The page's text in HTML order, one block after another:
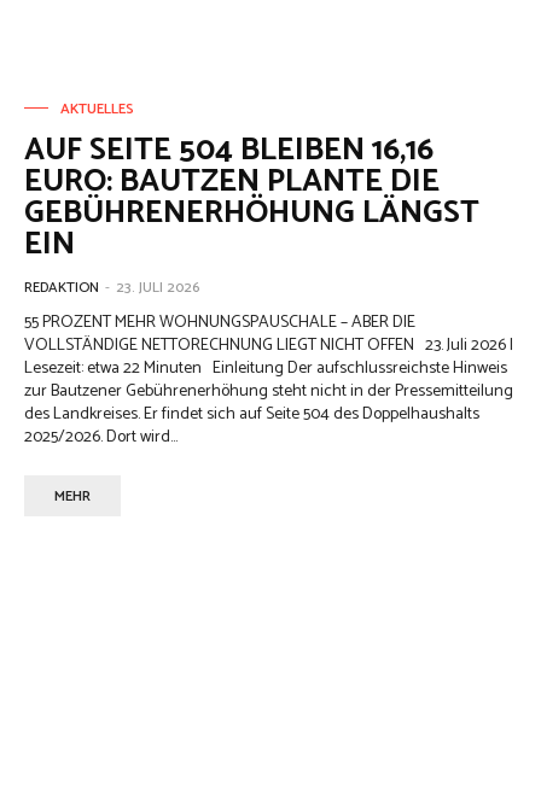
AKTUELLES
AUF SEITE 504 BLEIBEN 16,16
EURO: BAUTZEN PLANTE DIE
GEBÜHRENERHÖHUNG LÄNGST
EIN
REDAKTION - 23. JULI 2026
55 PROZENT MEHR WOHNUNGSPAUSCHALE – ABER DIE
VOLLSTÄNDIGE NETTORECHNUNG LIEGT NICHT OFFEN 23. Juli 2026 |
Lesezeit: etwa 22 Minuten Einleitung Der aufschlussreichste Hinweis
zur Bautzener Gebührenerhöhung steht nicht in der Pressemitteilung
des Landkreises. Er findet sich auf Seite 504 des Doppelhaushalts
2025/2026. Dort wird...
MEHR